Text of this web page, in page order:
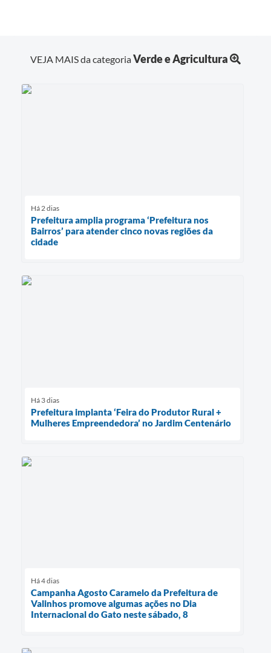
VEJA MAIS da categoriaVerde e Agricultura
Há 2 dias
Prefeitura amplia programa ‘Prefeitura nos
Bairros’ para atender cinco novas regiões da
cidade
Há 3 dias
Prefeitura implanta ‘Feira do Produtor Rural +
Mulheres Empreendedora’ no Jardim Centenário
Há 4 dias
Campanha Agosto Caramelo da Prefeitura de
Valinhos promove algumas ações no Dia
Internacional do Gato neste sábado, 8